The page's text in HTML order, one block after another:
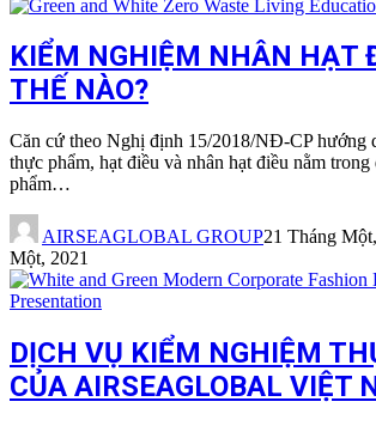
KIỂM NGHIỆM NHÂN HẠT
THẾ NÀO?
Căn cứ theo Nghị định 15/2018/NĐ-CP hướng
thực phẩm, hạt điều và nhân hạt điều nằm trong
phẩm…
AIRSEAGLOBAL GROUP21 Tháng
Một, 2021
DỊCH VỤ KIỂM NGHIỆM
CỦA AIRSEAGLOBAL VIỆT